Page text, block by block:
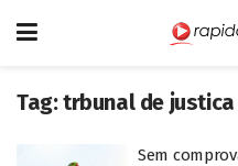
Tag:trbunal de justica
Sem